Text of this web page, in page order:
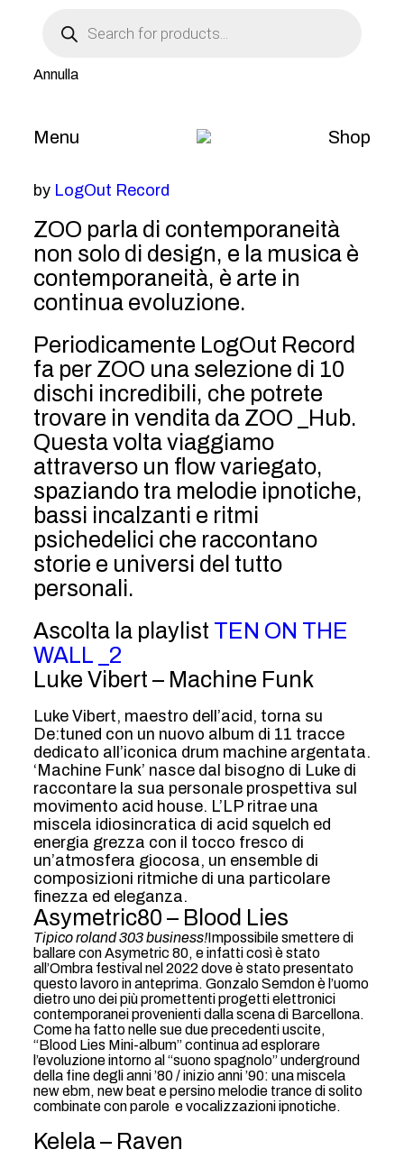
search
Annulla
Menu Shop
TEN OF THE
WALL _2
25 / MAG / 2023 WORLD
by LogOut Record
ZOO parla di contemporaneità
non solo di design, e la musica è
contemporaneità, è arte in
continua evoluzione.
Periodicamente LogOut Record
fa per ZOO una selezione di 10
dischi incredibili, che potrete
trovare in vendita da ZOO _Hub.
Questa volta viaggiamo
attraverso un flow variegato,
spaziando tra melodie ipnotiche,
bassi incalzanti e ritmi
psichedelici che raccontano
storie e universi del tutto
personali.
Ascolta la playlist TEN ON THE
WALL _2
Luke Vibert – Machine Funk
Luke Vibert, maestro dell’acid, torna su
De:tuned con un nuovo album di 11 tracce
dedicato all’iconica drum machine argentata.
‘Machine Funk’ nasce dal bisogno di Luke di
raccontare la sua personale prospettiva sul
movimento acid house. L’LP ritrae una
miscela idiosincratica di acid squelch ed
energia grezza con il tocco fresco di
un’atmosfera giocosa, un ensemble di
composizioni ritmiche di una particolare
finezza ed eleganza.
Asymetric80 – Blood Lies
Tipico roland 303 business!Impossibile smettere di
ballare con Asymetric 80, e infatti così è stato
all’Ombra festival nel 2022 dove è stato presentato
questo lavoro in anteprima. Gonzalo Semdon è l’uomo
dietro uno dei più promettenti progetti elettronici
contemporanei provenienti dalla scena di Barcellona.
Come ha fatto nelle sue due precedenti uscite,
“Blood Lies Mini-album” continua ad esplorare
l’evoluzione intorno al “suono spagnolo” underground
della fine degli anni ’80 / inizio anni ’90: una miscela
new ebm, new beat e persino melodie trance di solito
combinate con parole e vocalizzazioni ipnotiche.
Kelela – Raven